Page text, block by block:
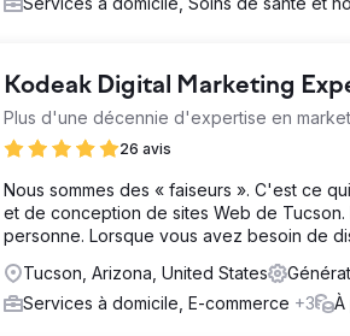
Kodeak Digital Marketing
Plus d'une décennie d'expertise en
26 avis
Nous sommes des « faiseurs ». C'est ce
et de conception de sites Web de
personne. Lorsque vous avez besoin de
Tucson, Arizona, United States
Services à domicile, E-commerce +3 À